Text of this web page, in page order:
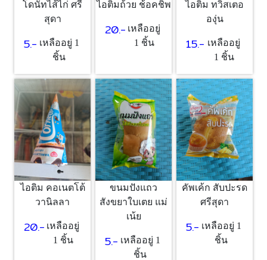
โดนัทไส้ไก่ ศรี
สุดา
5.- เหลืออยู่ 1
ชิ้น
ไอติมถ้วย ช้อคชิพ
20.- เหลืออยู่
1 ชิ้น
ไอติม ทวิสเตอ
องุ่น
15.- เหลืออยู่
1 ชิ้น
ไอติม คอเนตโต้
วานิลลา
20.- เหลืออยู่
1 ชิ้น
ขนมปังแถว
สังขยาใบเตย แม่
เน้ย
5.- เหลืออยู่ 1
ชิ้น
คัพเค้ก สับปะรด
ศรีสุดา
5.- เหลืออยู่ 1
ชิ้น